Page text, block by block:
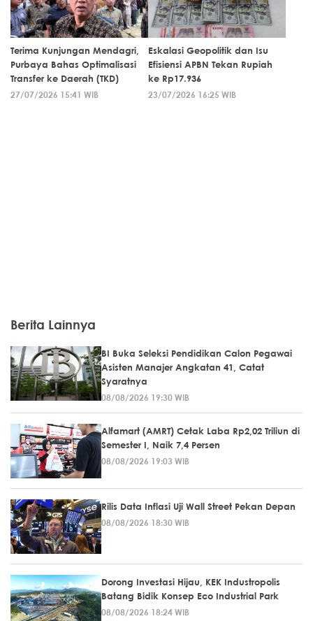
Terima Kunjungan Mendagri,
Purbaya Bahas Optimalisasi
Transfer ke Daerah (TKD)
27/07/2026 15:41 WIB
Eskalasi Geopolitik dan Isu
Efisiensi APBN Tekan Rupiah
ke Rp17.936
23/07/2026 16:25 WIB
Berita Lainnya
BI Buka Seleksi Pendidikan Calon Pegawai
Asisten Manajer Angkatan 41, Catat
Syaratnya
08/08/2026 19:30 WIB
Alfamart (AMRT) Cetak Laba Rp2,02 Triliun di
Semester I, Naik 7,4 Persen
08/08/2026 19:03 WIB
Rilis Data Inflasi Uji Wall Street Pekan Depan
08/08/2026 18:30 WIB
Dorong Investasi Hijau, KEK Industropolis
Batang Bidik Konsep Eco Industrial Park
08/08/2026 18:24 WIB